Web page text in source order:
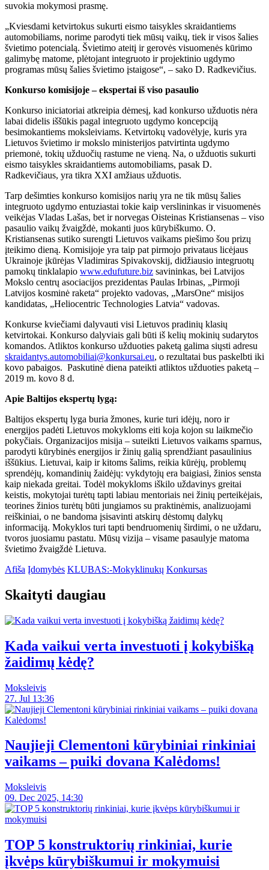
suvokia mokymosi prasmę.
„Kviesdami ketvirtokus sukurti eismo taisykles skraidantiems
automobiliams, norime parodyti tiek mūsų vaikų, tiek ir visos šalies
švietimo potencialą. Švietimo ateitį ir gerovės visuomenės kūrimo
galimybę matome, plėtojant integruoto ir projektinio ugdymo
programas mūsų šalies švietimo įstaigose“, – sako D. Radkevičius.
Konkurso komisijoje – ekspertai iš viso pasaulio
Konkurso iniciatoriai atkreipia dėmesį, kad konkurso užduotis nėra
labai didelis iššūkis pagal integruoto ugdymo koncepciją
besimokantiems moksleiviams. Ketvirtokų vadovėlyje, kuris yra
Lietuvos švietimo ir mokslo ministerijos patvirtinta ugdymo
priemonė, tokių užduočių rastume ne vieną. Na, o užduotis sukurti
eismo taisykles skraidantiems automobiliams, pasak D.
Radkevičiaus, yra tikra XXI amžiaus užduotis.
Tarp dešimties konkurso komisijos narių yra ne tik mūsų šalies
integruoto ugdymo entuziastai tokie kaip verslininkas ir visuomenės
veikėjas Vladas Lašas, bet ir norvegas Oisteinas Kristiansenas – viso
pasaulio vaikų žvaigždė, mokanti juos kūrybiškumo. O.
Kristiansenas sutiko surengti Lietuvos vaikams piešimo šou prizų
įteikimo dieną. Komisijoje yra taip pat pirmojo privataus licėjaus
Ukrainoje įkūrėjas Vladimiras Spivakovskij, didžiausio integruotų
pamokų tinklalapio www.edufuture.biz savininkas, bei Latvijos
Mokslo centrų asociacijos prezidentas Paulas Irbinas, „Pirmoji
Latvijos kosminė raketa“ projekto vadovas, „MarsOne“ misijos
kandidatas, „Heliocentric Technologies Latvia“ vadovas.
Konkurse kviečiami dalyvauti visi Lietuvos pradinių klasių
ketvirtokai. Konkurso dalyviais gali būti iš kelių mokinių sudarytos
komandos. Atliktos konkurso užduoties paketą galima siųsti adresu
skraidantys.automobiliai@konkursai.eu, o rezultatai bus paskelbti iki
kovo pabaigos. Paskutinė diena pateikti atliktos užduoties paketą –
2019 m. kovo 8 d.
Apie Baltijos ekspertų lygą:
Baltijos ekspertų lyga buria žmones, kurie turi idėjų, noro ir
energijos padėti Lietuvos mokykloms eiti koja kojon su laikmečio
pokyčiais. Organizacijos misija – suteikti Lietuvos vaikams sparnus,
parodyti kūrybinės energijos ir žinių galią sprendžiant pasaulinius
iššūkius. Lietuvai, kaip ir kitoms šalims, reikia kūrėjų, problemų
sprendėjų, komandinių žaidėjų: vykdytojų era baigiasi, žinios sensta
kaip niekada greitai. Todėl mokykloms iškilo uždavinys greitai
keistis, mokytojai turėtų tapti labiau mentoriais nei žinių perteikėjais,
teorines žinios turėtų būti jungiamos su praktinėmis, analizuojami
reiškiniai, o ne bandoma įsisavinti atskirų dėstomų dalykų
informaciją. Mokyklos turi tapti bendruomenių širdimi, o ne uždaru,
tvoros juosiamu pastatu. Mūsų vizija – visame pasaulyje matoma
švietimo žvaigždė Lietuva.
Afiša Įdomybės KLUBAS:-Mokyklinukų Konkursas
Skaityti daugiau
Kada vaikui verta investuoti į kokybišką
žaidimų kėdę?
Moksleivis
27. Jul 13:36
Naujieji Clementoni kūrybiniai rinkiniai
vaikams – puiki dovana Kalėdoms!
Moksleivis
09. Dec 2025, 14:30
TOP 5 konstruktorių rinkiniai, kurie
įkvėps kūrybiškumui ir mokymuisi